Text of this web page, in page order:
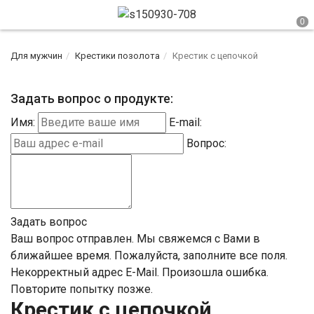
Для мужчин Крестики позолота Крестик с цепочкой
Задать вопрос о продукте:
Имя:
E-mail:
Вопрос:
Задать вопрос
Ваш вопрос отправлен. Мы свяжемся с Вами в
ближайшее время. Пожалуйста, заполните все поля.
Некорректный адрес E-Mail. Произошла ошибка.
Повторите попытку позже.